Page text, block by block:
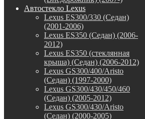
Автостекло Lexus
Lexus ES300/330 (Седан)
(2001-2006)
Lexus ES350 (Седан) (2006-
2012)
Lexus ES350 (стеклянная
крыша) (Седан) (2006-2012)
Lexus GS300/400/Aristo
(Седан) (1997-2000)
Lexus GS300/430/450/460
(Седан) (2005-2012)
Lexus GS300/430/Aristo
(Седан) (2000-2005)